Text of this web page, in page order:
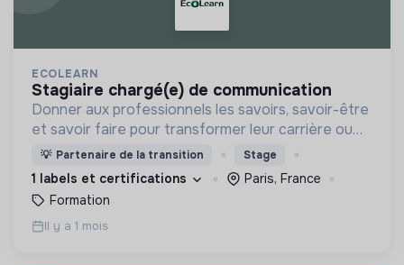
ECOLEARN
stagiaire chargé(e) de communication
Donner aux professionnels les savoirs, savoir-être
et savoir faire pour transformer leur carrière ou
leur entreprise vers plus de durabilité.
💡 Partenaire de la transition Stage
1 labels et certifications
Paris, France
Formation
Il y a 1 mois